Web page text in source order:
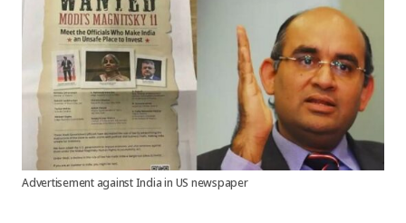
Advertisement against India in US newspaper